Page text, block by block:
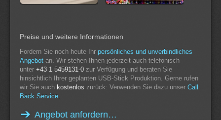
Preise und weitere Informationen
Fordern Sie noch heute Ihr persönliches und unverbindliches
Angebot an. Wir stehen Ihnen jederzeit auch telefonisch
unter +43 1 5459131-0 zur Verfügung und beraten Sie
hinsichtlich Ihrer geplanten USB-Stick Produktion. Gerne rufen
wir Sie auch kostenlos zurück: Verwenden Sie dazu unser Call
Back Service
Angebot anfordern…